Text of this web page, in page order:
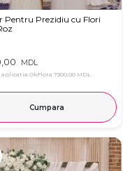
Pentru Prezidiu cu Flori
MDL
OkFlora 7300,00 MDL
Cumpara